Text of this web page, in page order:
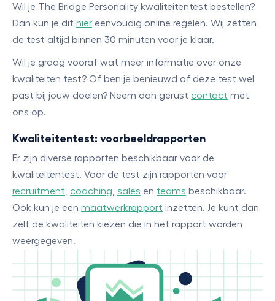
Wil je The Bridge Personality kwaliteitentest bestellen?
Dan kun je dit hier eenvoudig online regelen. Wij zetten
de test altijd binnen 30 minuten voor je klaar.
Wil je graag vooraf wat meer informatie over onze
kwaliteiten test? Of ben je benieuwd of deze test wel
past bij jouw doelen? Neem dan gerust contact met
ons op.
Kwaliteitentest: voorbeeldrapporten
Er zijn diverse rapporten beschikbaar voor de
kwaliteitentest. Voor de test zijn rapporten voor
recruitment coaching sales en teams beschikbaar.
Ook kun je een maatwerkrapport inzetten. Je kunt dan
zelf de kwaliteiten kiezen die in het rapport worden
weergegeven.